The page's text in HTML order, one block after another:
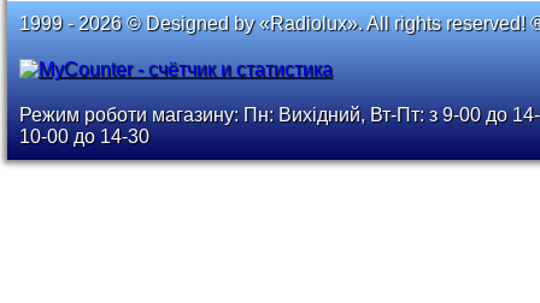
1999 - 2026 © Designed by «Radiolux». All rights reserved!
Режим роботи магазину: Пн: Вихідний, Вт-Пт: з 9-00 до
10-00 до 14-30